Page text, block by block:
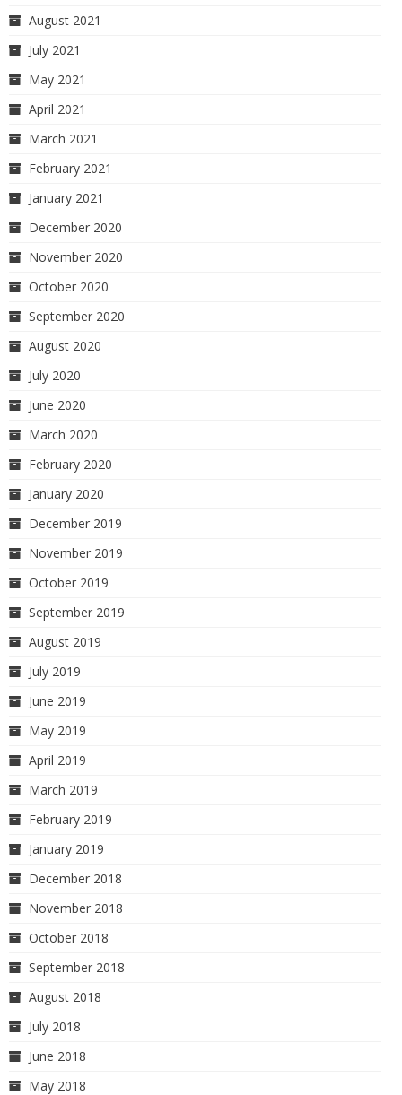
August 2021
July 2021
May 2021
April 2021
March 2021
February 2021
January 2021
December 2020
November 2020
October 2020
September 2020
August 2020
July 2020
June 2020
March 2020
February 2020
January 2020
December 2019
November 2019
October 2019
September 2019
August 2019
July 2019
June 2019
May 2019
April 2019
March 2019
February 2019
January 2019
December 2018
November 2018
October 2018
September 2018
August 2018
July 2018
June 2018
May 2018